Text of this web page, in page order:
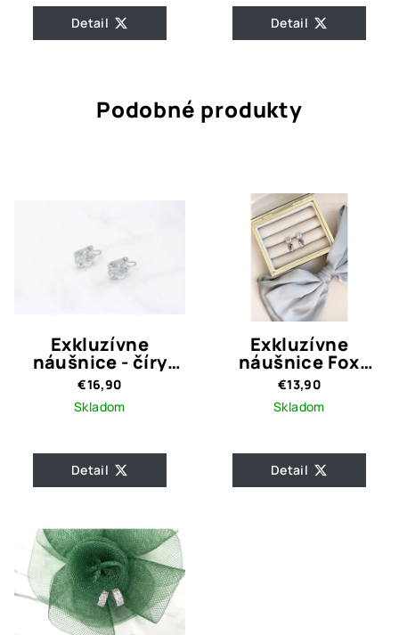
Detail Detail
Podobné produkty
Exkluzívne
náušnice - číry
okrúhly kameň
€16,90
Skladom
Detail
Exkluzívne
náušnice Fox
Crystal Quality
€13,90
Skladom
Detail